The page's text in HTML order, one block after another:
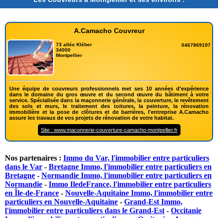
A.Camacho Couvreur
73 allée Kléber
34000
Montpellier
0467869197
Une équipe de couvreurs professionnels met ses 10 années d'expérience
dans le domaine du gros œuvre et du second œuvre du bâtiment à votre
service. Spécialisée dans la maçonnerie générale, la couverture, le revêtement
des sols et murs, le traitement des toitures, la peinture, la rénovation
immobilière et la pose de clôtures et de barrières, l'entreprise A.Camacho
assure les travaux de vos projets de rénovation de votre habitat.
Site : www.maconnerie-couverture-camacho-montpellier.fr
Nos partenaires : Immo du Var, l'immobilier entre particuliers
dans le Var - Bretagne Immo, l'immobilier entre particuliers en
Bretagne - Normandie Immo, l'immobilier entre particuliers en
Normandie - Immo IledeFrance, l'immobilier entre particuliers
en Île-de-France - Nouvelle-Aquitaine Immo, l'immobilier entre
particuliers en Nouvelle-Aquitaine - Grand-Est Immo,
l'immobilier entre particuliers dans le Grand-Est - Occitanie